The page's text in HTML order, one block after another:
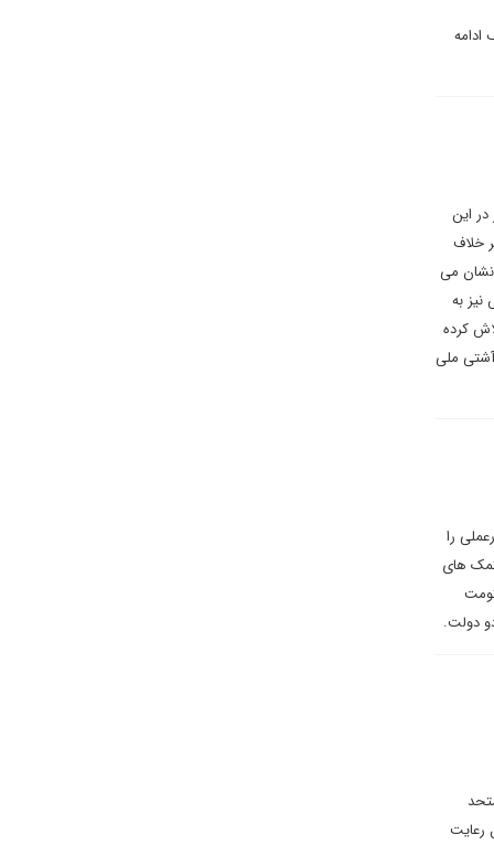
در اشکال مختلف ادامه
این
خلاف
نشان می
به
کرده
آشتی ملی
را
های
دولت.
رعایت